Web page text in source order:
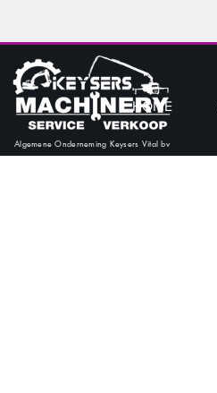
Algemene Onderneming Keysers Vital bv
HOME